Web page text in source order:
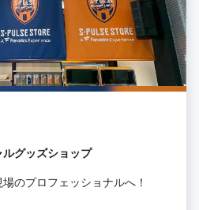
グッズショップ
のプロフェッショナルへ！